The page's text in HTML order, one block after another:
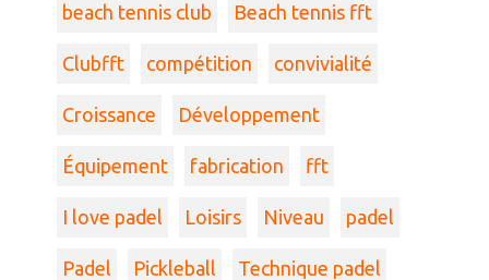
beach tennis club Beach tennis fft
Clubfft compétition convivialité
Croissance Développement
Équipement fabrication fft
I love padel Loisirs Niveau padel
Padel Pickleball Technique padel